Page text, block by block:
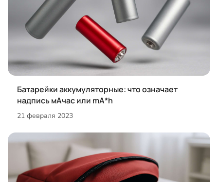
Батарейки аккумуляторные: что означает
надпись мАчас или mA*h
21 февраля 2023